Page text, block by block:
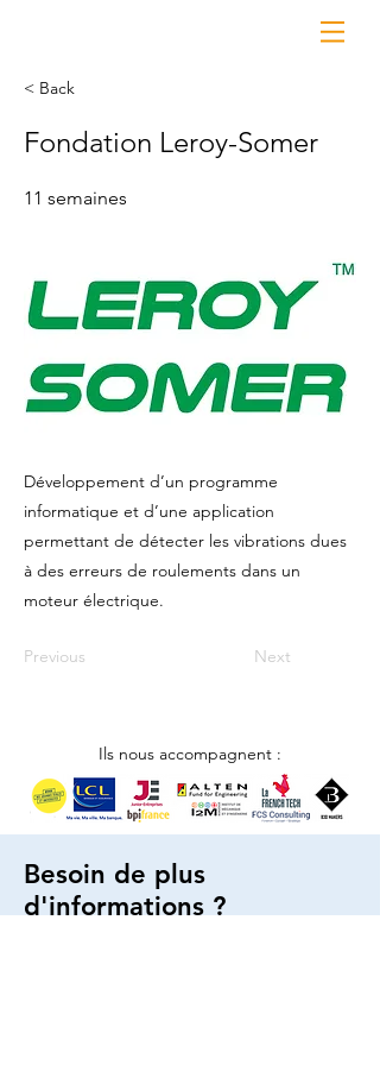
< Back
Fondation Leroy-Somer
11 semaines
Développement d’un programme
informatique et d’une application
permettant de détecter les vibrations dues
à des erreurs de roulements dans un
moteur électrique.
Previous Next
Ils nous accompagnent :
Besoin de plus
d'informations ?